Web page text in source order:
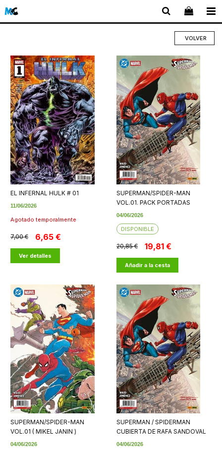
VOLVER
EL INFERNAL HULK # 01
11/06/2026
Agotado temporalmente
7,00 € 6,65 €
Ver detalles
SUPERMAN/SPIDER-MAN
VOL.01. PACK PORTADAS
04/06/2026
DISPONIBLE
20,85 € 19,81 €
Añadir a la cesta
SUPERMAN/SPIDER-MAN
VOL.01 ( MIKEL JANIN )
04/06/2026
SUPERMAN / SPIDERMAN
CUBIERTA DE RAFA SANDOVAL
04/06/2026